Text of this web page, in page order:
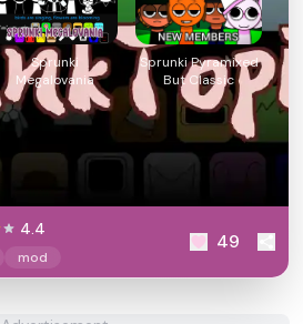
Sprunki
Megalovania
Sprunki Pyramixed
But Classic
4.4
mod
49